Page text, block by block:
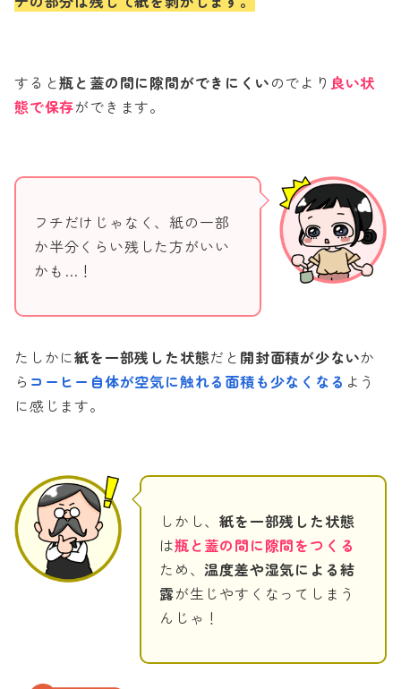
すると瓶と蓋の間に隙間ができにくいのでより 良い状
態で保存ができます。
フチだけじゃなく、紙の一部
か半分くらい残した方がいい
かも…！
たしかに紙を一部残した状態だと 開封面積が少ないか
ら コーヒー自体が空気に触れる面積も少なくなる よう
に感じます。
しかし、紙を一部残した状態
は瓶と蓋の間に隙間をつくる
ため、温度差や湿気による結
露が生じやすくなってしまう
んじゃ！